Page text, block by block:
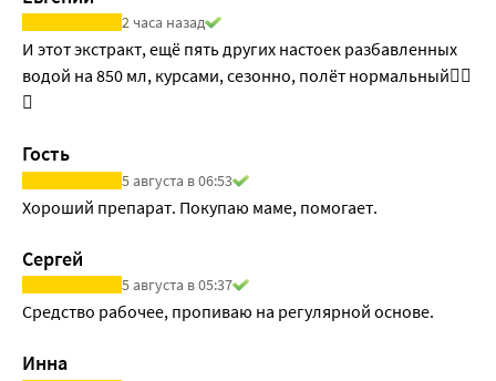
2 часа назад
И этот экстракт, ещё пять других настоек разбавленных
водой на 850 мл, курсами, сезонно, полёт нормальный✊🏻
😎
Гость
5 августа в 06:53
Хороший препарат. Покупаю маме, помогает.
Сергей
5 августа в 05:37
Средство рабочее, пропиваю на регулярной основе.
Инна